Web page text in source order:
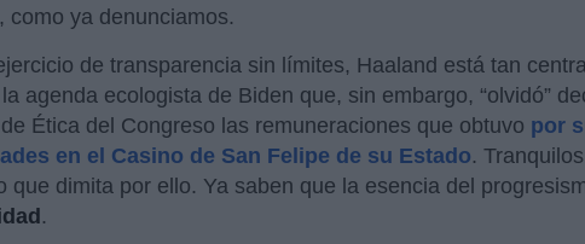
como ya denunciamos.
de transparencia sin límites, Haaland está tan
agenda ecologista de Biden que, sin embargo, “olvidó”
Ética del Congreso las remuneraciones que obtuvo por
en el Casino de San Felipe de su Estado.
que dimita por ello. Ya saben que la esencia del
.